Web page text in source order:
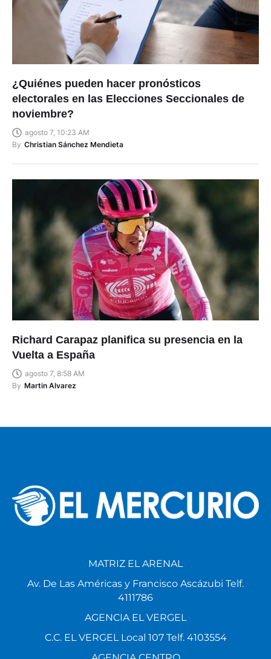
¿Quiénes pueden hacer pronósticos
electorales en las Elecciones Seccionales de
noviembre?
agosto 7, 10:23 AM
By Christian Sánchez Mendieta
Richard Carapaz planifica su presencia en la
Vuelta a España
agosto 7, 8:58 AM
By Martin Alvarez
MATRIZ EL ARENAL
Av. De Las Américas y Francisco Ascázubi Telf.
4111786
AGENCIA EL VERGEL
C.C. EL VERGEL Local 107 Telf. 4103554